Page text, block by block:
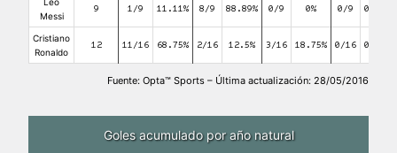
Messi
9 1/9 11.11% 8/9 88.89% 0/9 0% 0/9 0%
Cristiano
Ronaldo
12 11/16 68.75% 2/16 12.5% 3/16 18.75% 0/16 0%
Fuente: Opta™ Sports – Última actualización: 28/05/2016
Goles acumulado por año natural